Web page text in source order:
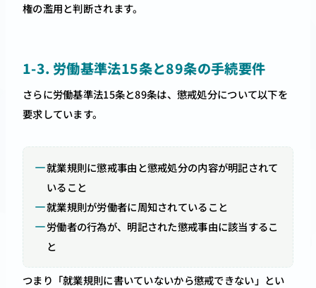
権の濫用と判断されます。
1-3. 労働基準法15条と89条の手続要件
さらに労働基準法15条と89条は、懲戒処分について以下を
要求しています。
就業規則に懲戒事由と懲戒処分の内容が明記されて
いること
就業規則が労働者に周知されていること
労働者の行為が、明記された懲戒事由に該当するこ
と
つまり「就業規則に書いていないから懲戒できない」とい